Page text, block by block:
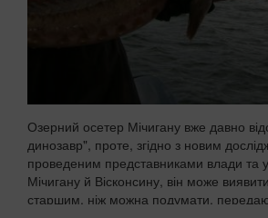
Озерний осетер Мічигану вже давно
динозавр", проте, згідно з новим
проведеним представниками влади та
Мічигану й Вісконсину, він може
старшим, ніж можна подумати,